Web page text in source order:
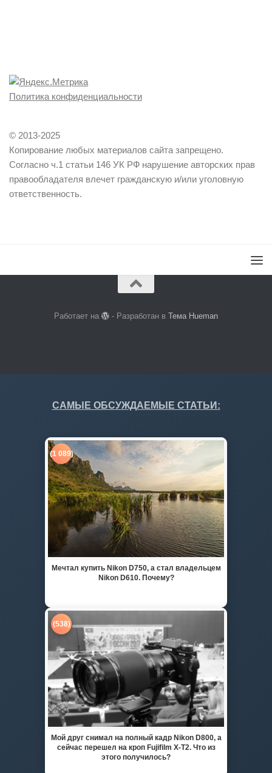
Политика конфиденциальности
© 2013-2025
Копирование любых материалов сайта запрещено.
Согласно ч.1 статьи 146 УК РФ нарушение авторских прав
правообладателя влечет гражданскую и/или уголовную
ответственность.
Работает на - Разработан вТема Hueman
САМЫЕ ОБСУЖДАЕМЫЕ СТАТЬИ:
(1 089)
Мечтал купить Nikon D750, а стал владельцем
Nikon D610. Почему?
(538)
Мой друг снимал на полный кадр Nikon D800, а
сейчас перешел на кроп Fujifilm X-T2. Что из
этого получилось?